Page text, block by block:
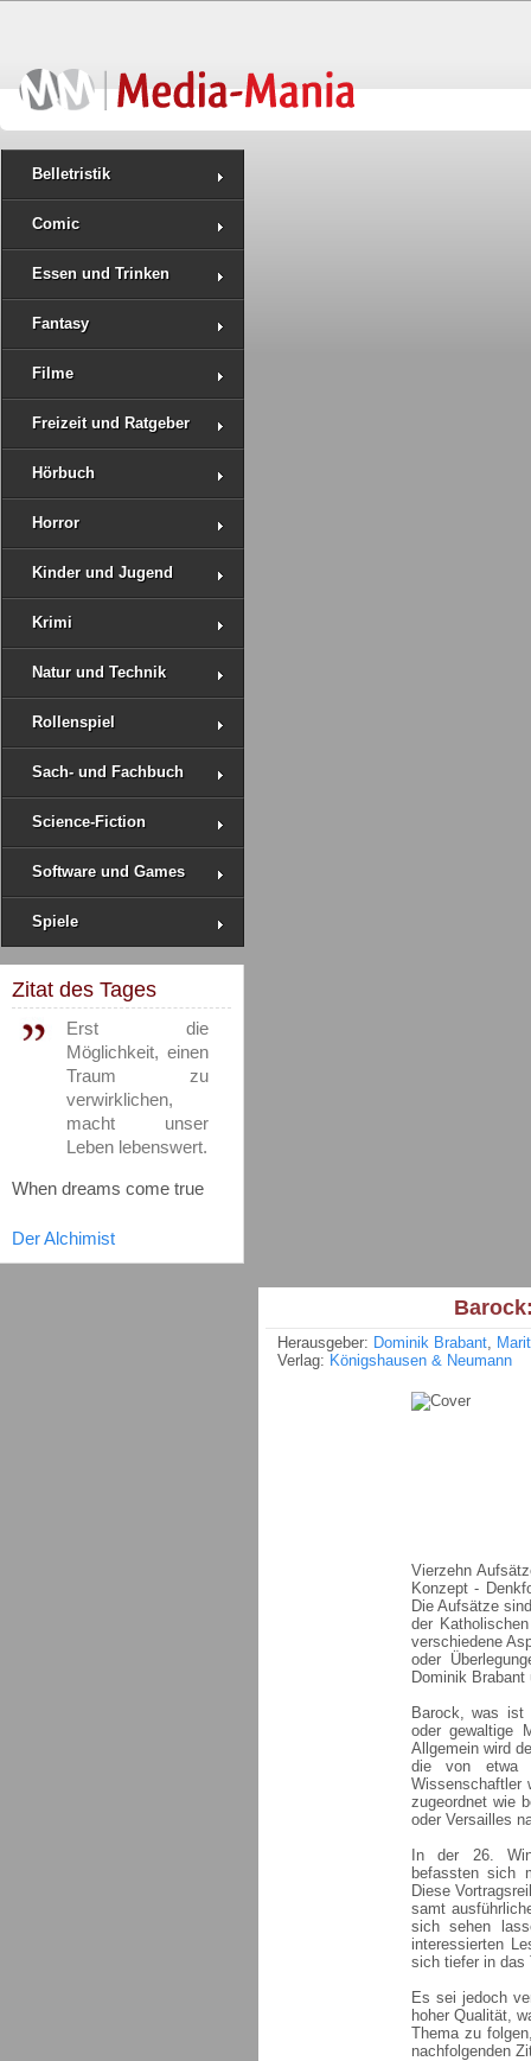
Belletristik
Comic
Essen und Trinken
Fantasy
Filme
Freizeit und Ratgeber
Hörbuch
Horror
Kinder und Jugend
Krimi
Natur und Technik
Rollenspiel
Sach- und Fachbuch
Science-Fiction
Software und Games
Spiele
Zitat des Tages
Erst die
Möglichkeit, einen
Traum zu
verwirklichen,
macht unser
Leben lebenswert.
When dreams come true
Der Alchimist
Herausgeber: Dominik Brabant,
Verlag: Königshausen & Neumann
Vierzehn
Konzept -
Die Aufsätze
der
verschiedene
oder
Dominik
Barock, was ist
oder gewaltige
Allgemein wird
die von etwa
Wissenschaftler
zugeordnet wie
oder Versailles
In der 26.
befassten sich
Diese
samt
sich sehen
interessierten
sich tiefer in das
Es sei jedoch
hoher Qualität,
Thema zu
nachfolgenden